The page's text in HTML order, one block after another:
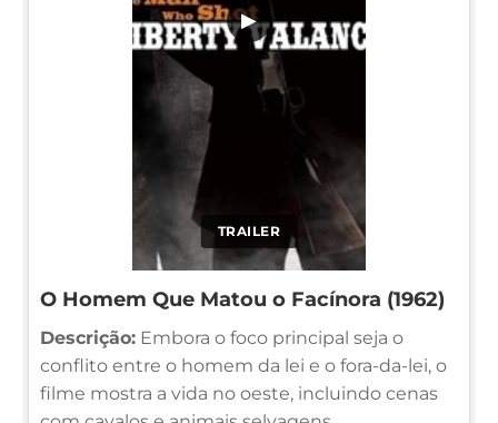
TRAILER
▶
O Homem Que Matou o Facínora (1962)
Descrição: Embora o foco principal seja o
conflito entre o homem da lei e o fora-da-lei, o
filme mostra a vida no oeste, incluindo cenas